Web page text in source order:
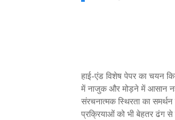
हाई-एंड विशेष पेपर का चयन
में नाजुक और मोड़ने में आसान
संरचनात्मक स्थिरता का
प्रक्रियाओं को भी बेहतर ढंग